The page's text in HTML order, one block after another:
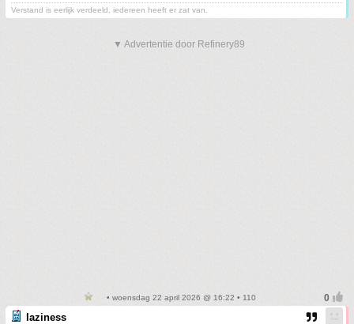
Verstand is eerlijk verdeeld, iedereen heeft er zat van.
▼ Advertentie door Refinery89
• woensdag 22 april 2026 @ 16:22 • 110
laziness